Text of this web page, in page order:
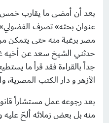
بعد أن أمضى ما يقارب
عنوان بحثه» تصرف
مصر برغبة منه حتى يتمكن
حدثني الشيخ سعد عن أخيه
جداً بالقراءة فقد قرأ ما
الأزهر و دار الكتب المصرية،
بعد رجوعه عمل مستشاراً
منه بل بعض زملائه ألحّ عليه